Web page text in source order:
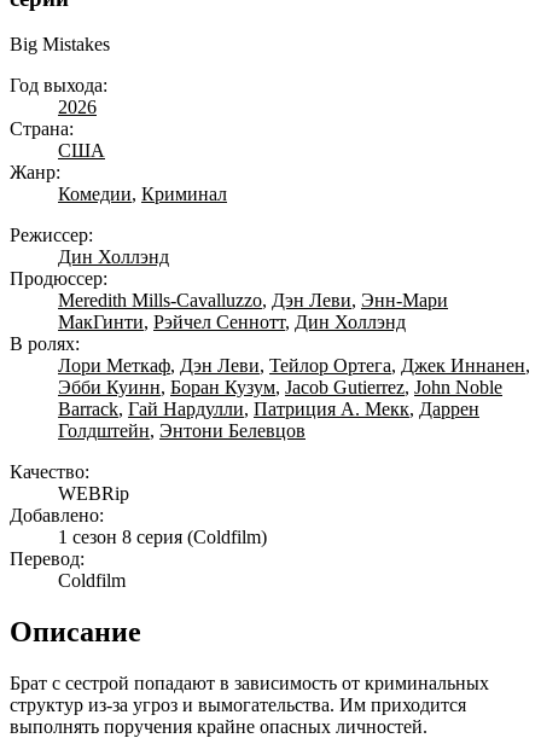
Big Mistakes
Год выхода:
2026
Страна:
США
Жанр:
Комедии, Криминал
Режиссер:
Дин Холлэнд
Продюссер:
Meredith Mills-Cavalluzzo, Дэн Леви, Энн-Мари
МакГинти, Рэйчел Сеннотт, Дин Холлэнд
В ролях:
Лори Меткаф, Дэн Леви, Тейлор Ортега, Джек Иннанен,
Эбби Куинн, Боран Кузум, Jacob Gutierrez, John Noble
Barrack, Гай Нардулли, Патриция А. Мекк, Даррен
Голдштейн, Энтони Белевцов
Качество:
WEBRip
Добавлено:
1 сезон 8 серия (Coldfilm)
Перевод:
Coldfilm
Описание
Брат с сестрой попадают в зависимость от криминальных
структур из-за угроз и вымогательства. Им приходится
выполнять поручения крайне опасных личностей.